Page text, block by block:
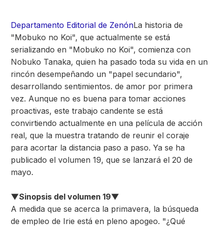
Departamento Editorial de ZenónLa historia de
"Mobuko no Koi", que actualmente se está
serializando en "Mobuko no Koi", comienza con
Nobuko Tanaka, quien ha pasado toda su vida en un
rincón desempeñando un "papel secundario",
desarrollando sentimientos. de amor por primera
vez. Aunque no es buena para tomar acciones
proactivas, este trabajo candente se está
convirtiendo actualmente en una película de acción
real, que la muestra tratando de reunir el coraje
para acortar la distancia paso a paso. Ya se ha
publicado el volumen 19, que se lanzará el 20 de
mayo.
▼Sinopsis del volumen 19▼
A medida que se acerca la primavera, la búsqueda
de empleo de Irie está en pleno apogeo. "¿Qué